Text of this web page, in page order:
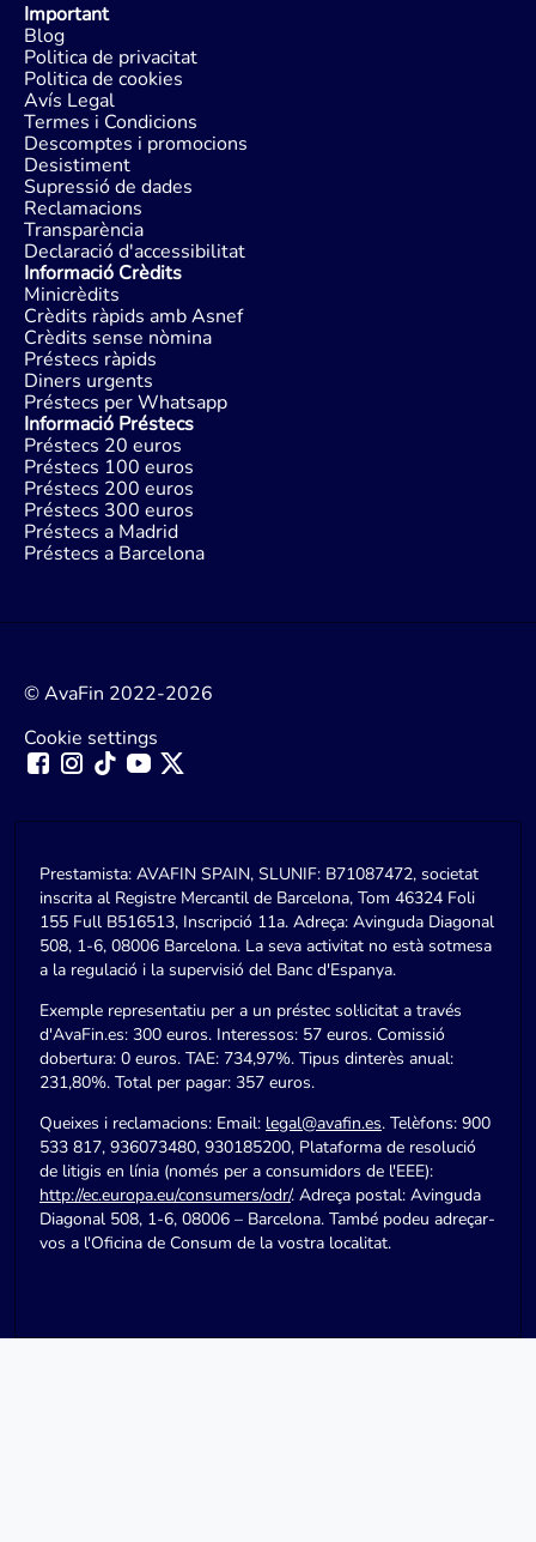
Important
Blog
Politica de privacitat
Politica de cookies
Avís Legal
Termes i Condicions
Descomptes i promocions
Desistiment
Supressió de dades
Reclamacions
Transparència
Declaració d'accessibilitat
Informació Crèdits
Minicrèdits
Crèdits ràpids amb Asnef
Crèdits sense nòmina
Préstecs ràpids
Diners urgents
Préstecs per Whatsapp
Informació Préstecs
Préstecs 20 euros
Préstecs 100 euros
Préstecs 200 euros
Préstecs 300 euros
Préstecs a Madrid
Préstecs a Barcelona
© AvaFin 2022-2026
Cookie settings
Prestamista: AVAFIN SPAIN, SLUNIF: B71087472, societat
inscrita al Registre Mercantil de Barcelona, Tom 46324 Foli
155 Full B516513, Inscripció 11a. Adreça: Avinguda Diagonal
508, 1-6, 08006 Barcelona. La seva activitat no està sotmesa
a la regulació i la supervisió del Banc d'Espanya.
Exemple representatiu per a un préstec sol·licitat a través
d'AvaFin.es: 300 euros. Interessos: 57 euros. Comissió
dobertura: 0 euros. TAE: 734,97%. Tipus dinterès anual:
231,80%. Total per pagar: 357 euros.
Queixes i reclamacions: Email: legal@avafin.es. Telèfons: 900
533 817, 936073480, 930185200, Plataforma de resolució
de litigis en línia (només per a consumidors de l'EEE):
http://ec.europa.eu/consumers/odr/. Adreça postal: Avinguda
Diagonal 508, 1-6, 08006 – Barcelona. També podeu adreçar-
vos a l'Oficina de Consum de la vostra localitat.